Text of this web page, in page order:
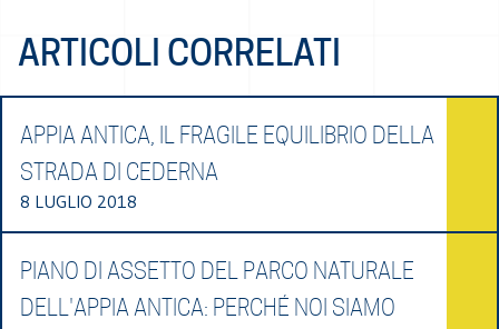
ARTICOLI CORRELATI
APPIA ANTICA, IL FRAGILE EQUILIBRIO DELLA
STRADA DI CEDERNA
8 LUGLIO 2018
PIANO DI ASSETTO DEL PARCO NATURALE
DELL'APPIA ANTICA: PERCHÉ NOI SIAMO